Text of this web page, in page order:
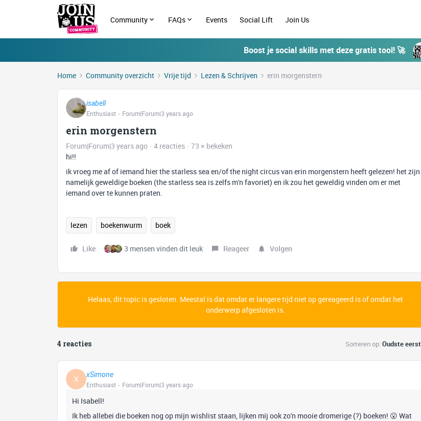
Community FAQs Events Social Lift Join Us
Boost je social skills met deze gratis tool! 🚀
Home Community overzicht Vrije tijd Lezen & Schrijven erin morgenstern
isabell
Enthusiast
Forum|Forum|3 years ago
erin morgenstern
Forum|Forum|3 years ago 4 reacties
73 × bekeken
hi!!
ik vroeg me af of iemand hier the starless sea en/of the night circus van erin morgenstern heeft gelezen! het zijn
namelijk geweldige boeken (the starless sea is zelfs m'n favoriet) en ik zou het geweldig vinden om er met
iemand over te kunnen praten.
lezen boekenwurm boek
Like 3 mensen vinden dit leuk Reageer Volgen
Helaas, dit topic is gesloten. Meestal is dat omdat er langere tijd niet op gereageerd is of omdat het
onderwerp afgesloten is.
4 reacties Sorteren op:Oudste eerst
X
xSimone
Enthusiast
Forum|Forum|3 years ago
Hi Isabell!
Ik heb allebei die boeken nog op mijn wishlist staan, lijken mij ook zo'n mooie dromerige (?) boeken! 😮 Wat